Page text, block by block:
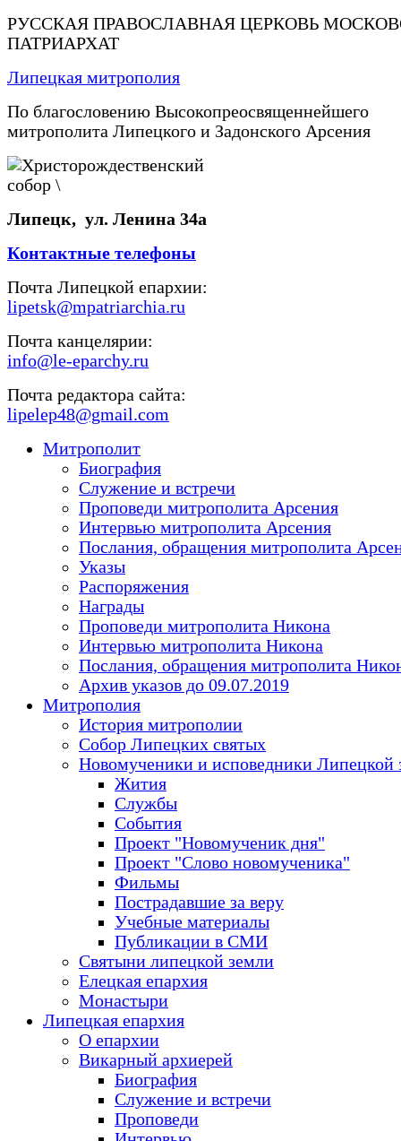
РУССКАЯ ПРАВОСЛАВНАЯ ЦЕРКОВЬ
ПАТРИАРХАТ
Липецкая митрополия
По благословению Высокопреосвященнейшего
митрополита Липецкого и Задонского Арсения
Липецк, ул. Ленина 34а
Контактные телефоны
Почта Липецкой епархии:
lipetsk@mpatriarchia.ru
Почта канцелярии:
info@le-eparchy.ru
Почта редактора сайта:
lipelep48@gmail.com
Митрополит
Биография
Служение и встречи
Проповеди митрополита Арсения
Интервью митрополита Арсения
Послания, обращения митрополита
Указы
Распоряжения
Награды
Проповеди митрополита Никона
Интервью митрополита Никона
Послания, обращения митрополита
Архив указов до 09.07.2019
Митрополия
История митрополии
Собор Липецких святых
Новомученики и исповедники Липецкой
Жития
Службы
События
Проект "Новомученик дня"
Проект "Слово новомученика"
Фильмы
Пострадавшие за веру
Учебные материалы
Публикации в СМИ
Святыни липецкой земли
Елецкая епархия
Монастыри
Липецкая епархия
О епархии
Викарный архиерей
Биография
Служение и встречи
Проповеди